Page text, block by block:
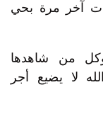
آخر مرة بحي
وكل من شاهدها
لا يضيع أجر